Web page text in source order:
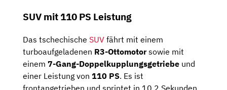
SUV mit 110 PS Leistung
Das tschechische SUV fährt mit einem
turboaufgeladenen R3-Ottomotorsowie mit
einem 7-Gang-Doppelkupplungsgetriebe und
einer Leistung von 110 PS. Es ist
frontangetrieben und sprintet in 10,2 Sekunden